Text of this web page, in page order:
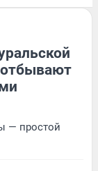
— простой